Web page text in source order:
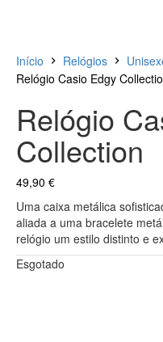
Início Relógios
Relógio Casio Edgy
Relógio
Collection
49,90 €
Uma caixa metálica
aliada a uma bracelete
relógio um estilo distinto e
Esgotado